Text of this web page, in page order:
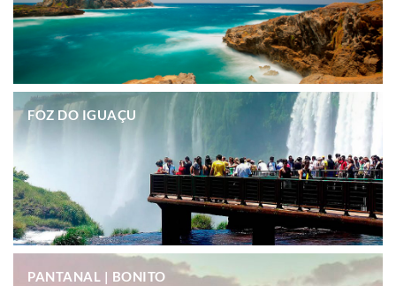
FOZ DO IGUAÇU
PANTANAL | BONITO